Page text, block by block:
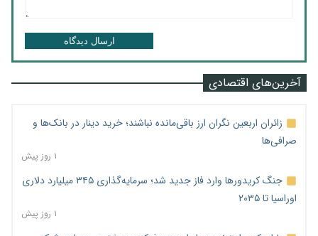
ارسال دیدگاه
آخرین‌های اقتصادی
زائران اربعین نگران ارز باقی‌مانده نباشند؛ خرید دینار در بانک‌ها و
صرافی‌ها
۱ روز پیش
جنگ کریدورها وارد فاز جدید شد؛ سرمایه‌گذاری ۳۴۵ میلیارد دلاری
اوراسیا تا ۲۰۳۵
۱ روز پیش